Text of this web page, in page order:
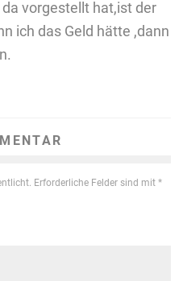
vorgestellt hat,ist der
ich das Geld hätte ,dann
Erforderliche Felder sind mit *